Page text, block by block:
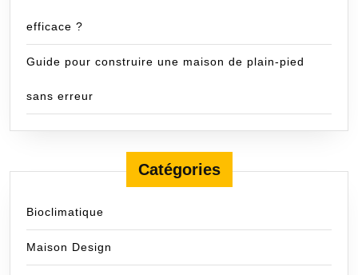
efficace ?
Guide pour construire une maison de plain-pied
sans erreur
Catégories
Bioclimatique
Maison Design